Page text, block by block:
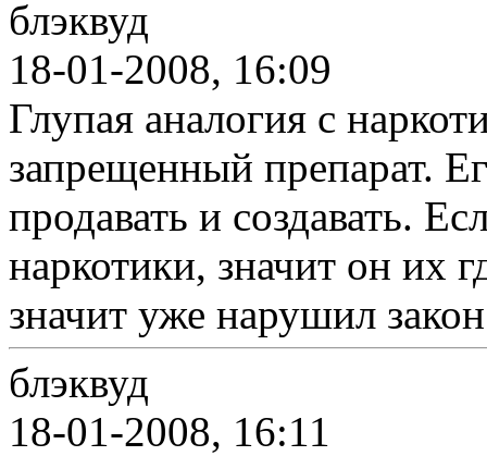
блэквуд
18-01-2008, 16:09
Глупая аналогия с
запрещенный препарат.
продавать и создавать.
наркотики, значит он их
значит уже нарушил
блэквуд
18-01-2008, 16:11